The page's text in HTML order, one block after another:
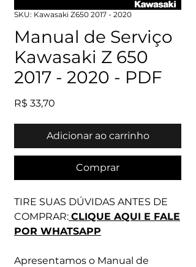
SKU: Kawasaki Z650 2017 - 2020
Manual de Serviço
Kawasaki Z 650
2017 - 2020 - PDF
R$ 33,70
Adicionar ao carrinho
Comprar
TIRE SUAS DÚVIDAS ANTES DE
COMPRAR: CLIQUE AQUI E FALE
POR WHATSAPP
Apresentamos o Manual de